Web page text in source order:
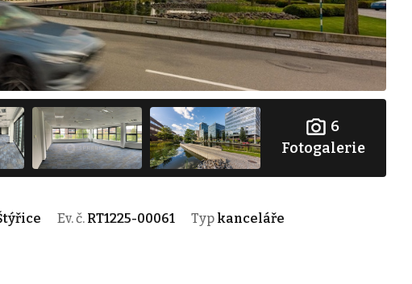
6
Fotogalerie
Ev. č. RT1225-00061 Typ kanceláře